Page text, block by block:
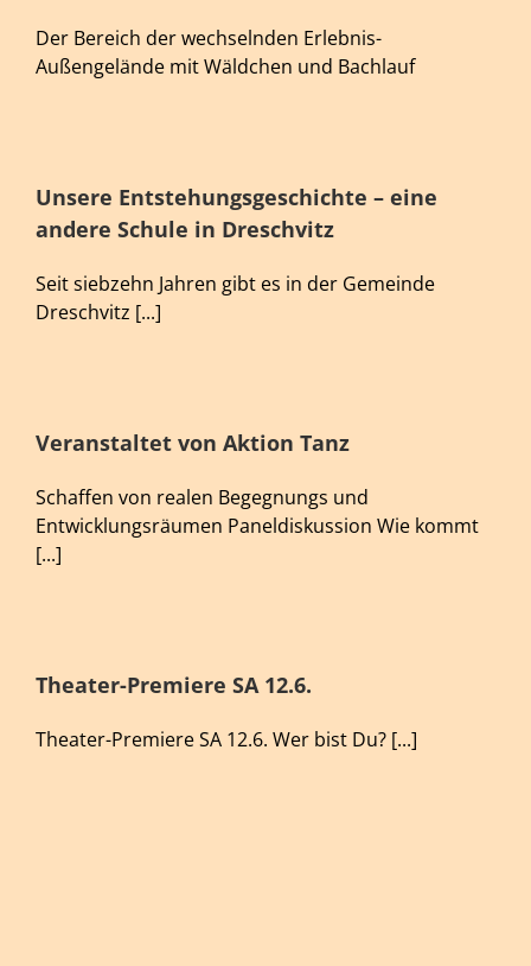
Der Bereich der wechselnden Erlebnis-
Außengelände mit Wäldchen und Bachlauf
Unsere Entstehungsgeschichte – eine
andere Schule in Dreschvitz
Seit siebzehn Jahren gibt es in der Gemeinde
Dreschvitz [...]
Veranstaltet von Aktion Tanz
Schaffen von realen Begegnungs und
Entwicklungsräumen Paneldiskussion Wie kommt
[...]
Theater-Premiere SA 12.6.
Theater-Premiere SA 12.6. Wer bist Du? [...]